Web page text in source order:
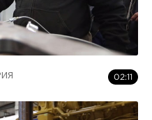
02:11